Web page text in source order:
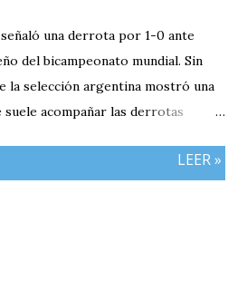
una derrota por 1-0 ante
del bicampeonato mundial. Sin
la selección argentina mostró una
suele acompañar las derrotas
el torneo realizado. El avión
LEER »